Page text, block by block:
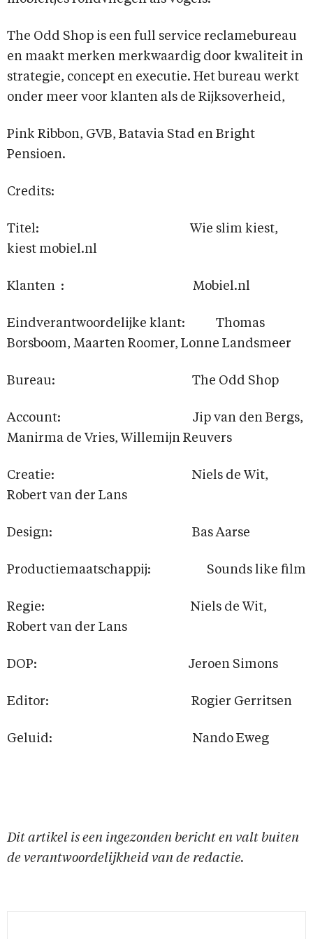
The Odd Shop is een full service reclamebureau
en maakt merken merkwaardig door kwaliteit in
strategie, concept en executie. Het bureau werkt
onder meer voor klanten als de Rijksoverheid,
Pink Ribbon, GVB, Batavia Stad en Bright
Pensioen.
Credits:
Titel: Wie slim kiest,
kiest mobiel.nl
Klanten : Mobiel.nl
Eindverantwoordelijke klant: Thomas
Borsboom, Maarten Roomer, Lonne Landsmeer
Bureau: The Odd Shop
Account: Jip van den Bergs,
Manirma de Vries, Willemijn Reuvers
Creatie: Niels de Wit,
Robert van der Lans
Design: Bas Aarse
Productiemaatschappij: Sounds like film
Regie: Niels de Wit,
Robert van der Lans
DOP: Jeroen Simons
Editor: Rogier Gerritsen
Geluid: Nando Eweg
Dit artikel is een ingezonden bericht en valt buiten
de verantwoordelijkheid van de redactie.